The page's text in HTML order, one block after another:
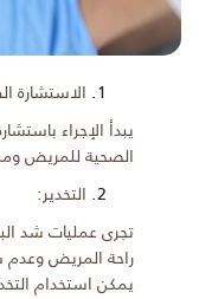
الاستشارة
يبدأ الإجراء
الصحية للمريض
التخدير:
تجرى عمليات شد
راحة المريض وعدم
يمكن استخدام